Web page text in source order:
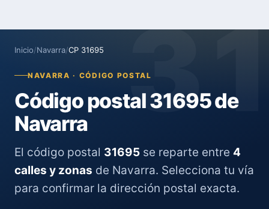
Inicio/Navarra/CP 31695
NAVARRA · CÓDIGO POSTAL
Código postal 31695 de
Navarra
El código postal 31695 se reparte entre 4
calles y zonas de Navarra. Selecciona tu vía
para confirmar la dirección postal exacta.